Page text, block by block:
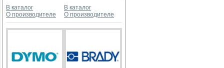
В каталог
О производителе
В каталог
О производителе